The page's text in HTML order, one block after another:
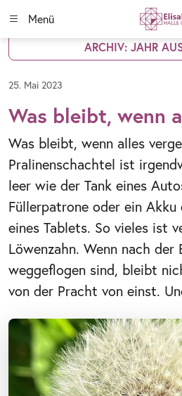
Menü
25. Mai 2023
Was bleibt, wenn
Was bleibt, wenn alles
Pralinenschachtel ist
leer wie der Tank eines
Füllerpatrone oder ein Akku
eines Tablets. So vieles ist
Löwenzahn. Wenn nach der
weggeflogen sind, bleibt
von der Pracht von einst.
ARCHIV: JAHR